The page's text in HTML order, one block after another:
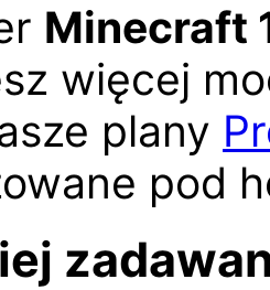
Minecraft
więcej
plany
pod